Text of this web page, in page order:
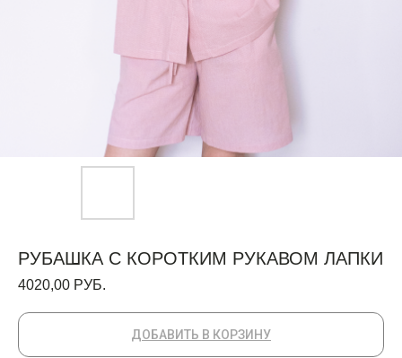
РУБАШКА С КОРОТКИМ РУКАВОМ ЛАПКИ
4020,00 РУБ.
ДОБАВИТЬ В КОРЗИНУ